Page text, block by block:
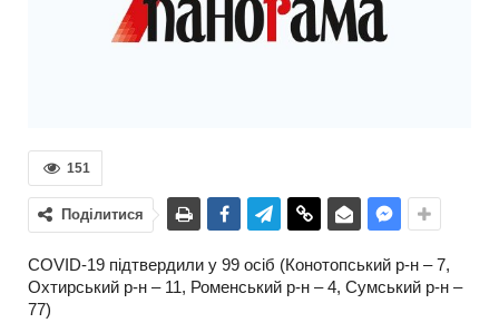
151
Поділитися
COVID-19 підтвердили у 99 осіб (Конотопський р-н – 7,
Охтирський р-н – 11, Роменський р-н – 4, Сумський р-н –
77)